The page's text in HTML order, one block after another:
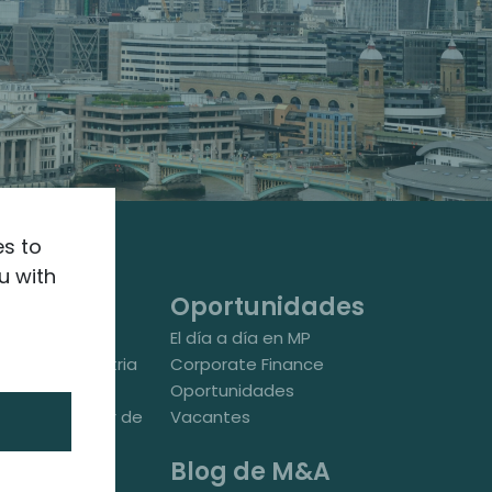
to
with
e Industria
para el sector de
Oportunidades
El día a día en MP
Corporate Finance
Oportunidades
Vacantes
Blog de M&A